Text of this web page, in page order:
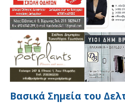
Βασικά Σημεία του